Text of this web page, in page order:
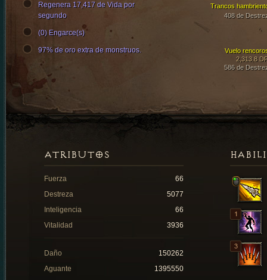
Trancos
408 de
Vuelo
2,313.8
586 de
Regenera 17,417 de Vida por
segundo
(0) Engarce(s)
97% de oro extra de monstruos.
ATRIBUTOS
Fuerza
66
Destreza
5077
Inteligencia
66
Vitalidad
3936
Daño
150262
Aguante
1395550